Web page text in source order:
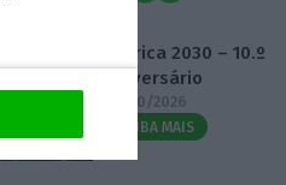
Fábrica 2030 – 10.º
Aniversário
14/10/2026
SAIBA MAIS